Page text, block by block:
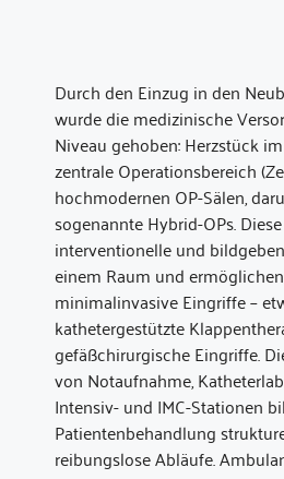
Durch den Einzug in den
wurde die medizinische
Niveau gehoben: Herzstück
zentrale Operationsbereich
hochmodernen OP-Sälen,
sogenannte Hybrid-OPs.
interventionelle und
einem Raum und
minimalinvasive Eingriffe –
kathetergestützte
gefäßchirurgische Eingriffe.
von Notaufnahme,
Intensiv- und IMC-Stationen
Patientenbehandlung
reibungslose Abläufe.